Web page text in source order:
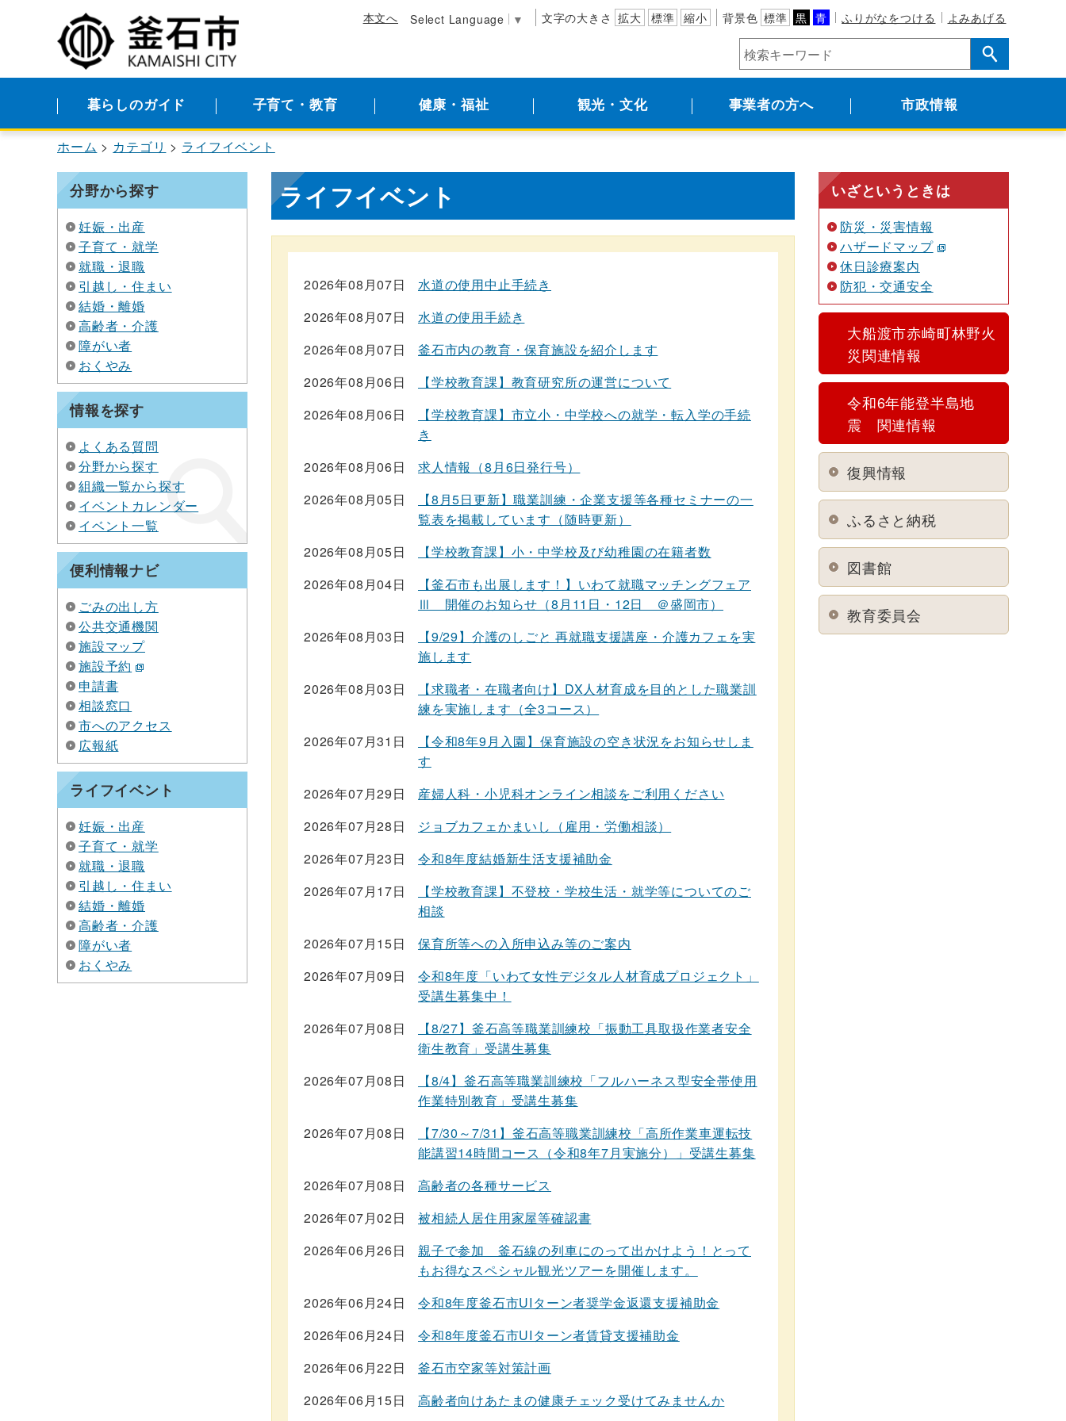
本文へ Select Language ▼ 文字の大きさ 拡大 標準 縮小 背景色 標準 黒 青 ふりがなをつける よみあげる
暮らしのガイド 子育て・教育 健康・福祉 観光・文化 事業者の方へ 市政情報
ホーム カテゴリ ライフイベント
分野から探す
妊娠・出産
子育て・就学
就職・退職
引越し・住まい
結婚・離婚
高齢者・介護
障がい者
おくやみ
情報を探す
よくある質問
分野から探す
組織一覧から探す
イベントカレンダー
イベント一覧
便利情報ナビ
ごみの出し方
公共交通機関
施設マップ
施設予約
申請書
相談窓口
市へのアクセス
広報紙
ライフイベント
妊娠・出産
子育て・就学
就職・退職
引越し・住まい
結婚・離婚
高齢者・介護
障がい者
おくやみ
ライフイベント
2026年08月07日
水道の使用中止手続き
2026年08月07日
水道の使用手続き
2026年08月07日
釜石市内の教育・保育施設を紹介します
2026年08月06日
【学校教育課】教育研究所の運営について
2026年08月06日
【学校教育課】市立小・中学校への就学・転入学の手続
き
2026年08月06日
求人情報（8月6日発行号）
2026年08月05日
【8月5日更新】職業訓練・企業支援等各種セミナーの一
覧表を掲載しています（随時更新）
2026年08月05日
【学校教育課】小・中学校及び幼稚園の在籍者数
2026年08月04日
【釜石市も出展します！】いわて就職マッチングフェア
Ⅲ 開催のお知らせ（8月11日・12日 ＠盛岡市）
2026年08月03日
【9/29】介護のしごと 再就職支援講座・介護カフェを実
施します
2026年08月03日
【求職者・在職者向け】DX人材育成を目的とした職業訓
練を実施します（全3コース）
2026年07月31日
【令和8年9月入園】保育施設の空き状況をお知らせしま
す
2026年07月29日
産婦人科・小児科オンライン相談をご利用ください
2026年07月28日
ジョブカフェかまいし（雇用・労働相談）
2026年07月23日
令和8年度結婚新生活支援補助金
2026年07月17日
【学校教育課】不登校・学校生活・就学等についてのご
相談
2026年07月15日
保育所等への入所申込み等のご案内
2026年07月09日
令和8年度「いわて女性デジタル人材育成プロジェクト」
受講生募集中！
2026年07月08日
【8/27】釜石高等職業訓練校「振動工具取扱作業者安全
衛生教育」受講生募集
2026年07月08日
【8/4】釜石高等職業訓練校「フルハーネス型安全帯使用
作業特別教育」受講生募集
2026年07月08日
【7/30～7/31】釜石高等職業訓練校「高所作業車運転技
能講習14時間コース（令和8年7月実施分）」受講生募集
2026年07月08日
高齢者の各種サービス
2026年07月02日
被相続人居住用家屋等確認書
2026年06月26日
親子で参加 釜石線の列車にのって出かけよう！とって
もお得なスペシャル観光ツアーを開催します。
2026年06月24日
令和8年度釜石市UIターン者奨学金返還支援補助金
2026年06月24日
令和8年度釜石市UIターン者賃貸支援補助金
2026年06月22日
釜石市空家等対策計画
2026年06月15日
高齢者向けあたまの健康チェック受けてみませんか
いざというときは
防災・災害情報
ハザードマップ
休日診療案内
防犯・交通安全
大船渡市赤崎町林野火
災関連情報
令和6年能登半島地
震 関連情報
復興情報
ふるさと納税
図書館
教育委員会